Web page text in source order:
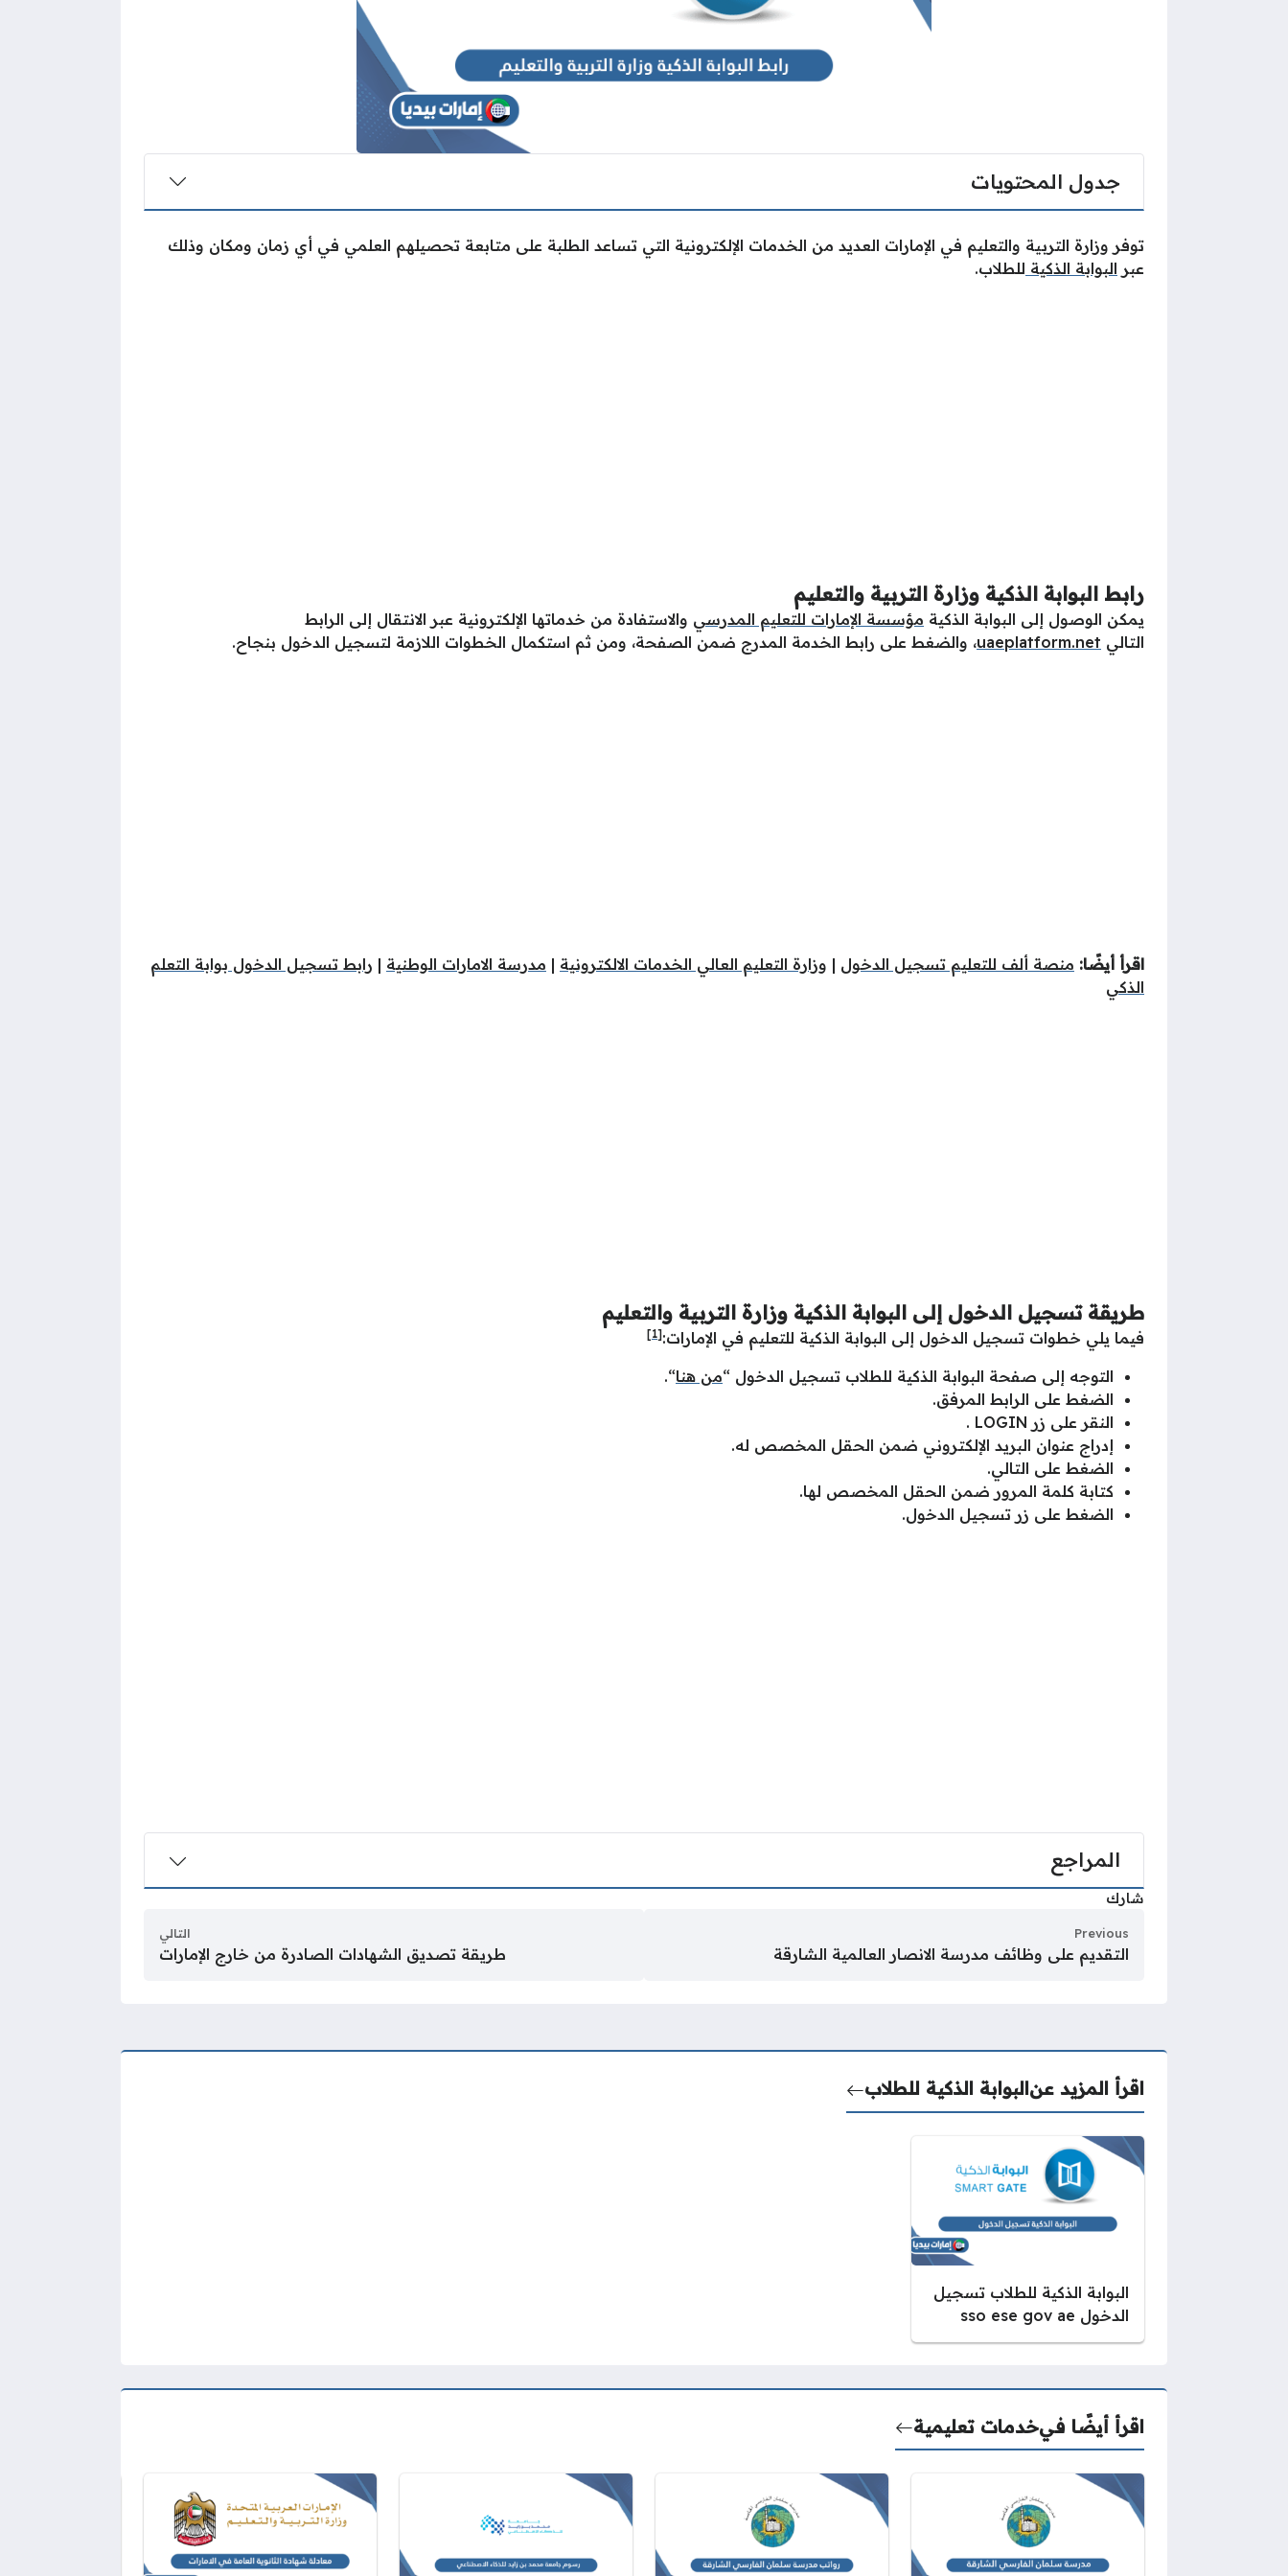
جدول المحتويات
توفر وزارة التربية والتعليم في الإمارات العديد من الخدمات الإلكترونية التي تساعد الطلبة على متابعة تحصيلهم العلمي في أي زمان ومكان وذلك
عبر البوابة الذكية للطلاب.
رابط البوابة الذكية وزارة التربية والتعليم
يمكن الوصول إلى البوابة الذكية مؤسسة الإمارات للتعليم المدرسي والاستفادة من خدماتها الإلكترونية عبر الانتقال إلى الرابط
التالي uaeplatform.net، والضغط على رابط الخدمة المدرج ضمن الصفحة، ومن ثم استكمال الخطوات اللازمة لتسجيل الدخول بنجاح.
اقرأ أيضًا: منصة ألف للتعليم تسجيل الدخول | وزارة التعليم العالي الخدمات الالكترونية | مدرسة الامارات الوطنية | رابط تسجيل الدخول بوابة التعلم
الذكي
طريقة تسجيل الدخول إلى البوابة الذكية وزارة التربية والتعليم
فيما يلي خطوات تسجيل الدخول إلى البوابة الذكية للتعليم في الإمارات:[1]
التوجه إلى صفحة البوابة الذكية للطلاب تسجيل الدخول “من هنا“.
الضغط على الرابط المرفق.
النقر على زر LOGIN .
إدراج عنوان البريد الإلكتروني ضمن الحقل المخصص له.
الضغط على التالي.
كتابة كلمة المرور ضمن الحقل المخصص لها.
الضغط على زر تسجيل الدخول.
المراجع
شارك
Previous
التقديم على وظائف مدرسة الانصار العالمية الشارقة
التالي
طريقة تصديق الشهادات الصادرة من خارج الإمارات
اقرأ المزيد عنالبوابة الذكية للطلاب
البوابة الذكية للطلاب تسجيل
الدخول sso ese gov ae
اقرأ أيضًا فيخدمات تعليمية